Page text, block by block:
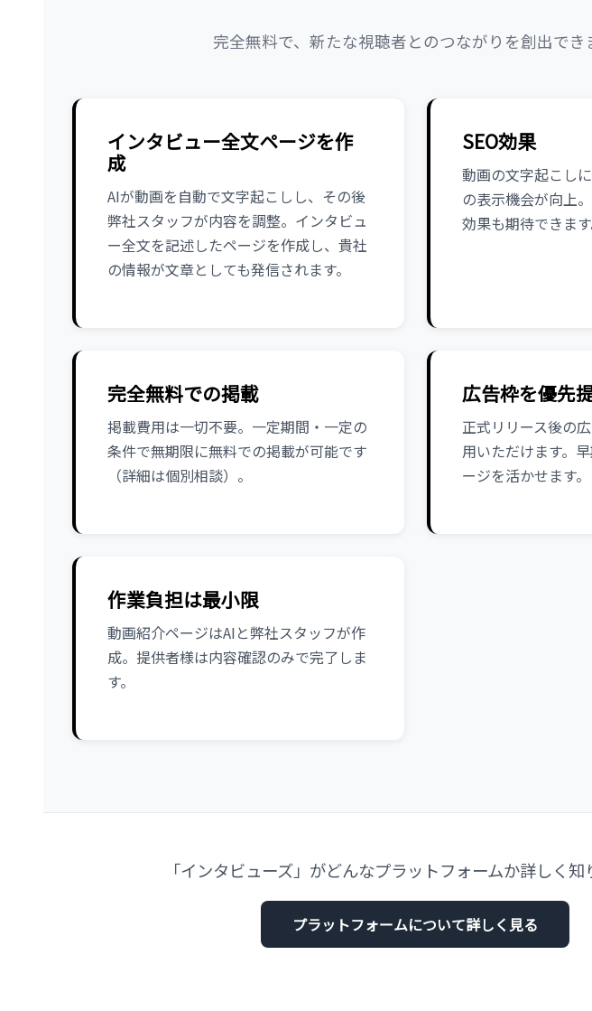
完全無料で、新たな視聴者とのつながりを創出でき
インタビュー全文ページを作
成
AIが動画を自動で文字起こしし、その後
弊社スタッフが内容を調整。インタビュ
ー全文を記述したページを作成し、貴社
の情報が文章としても発信されます。
SEO効果
動画の文字起こし
の表示機会が向上
効果も期待できます
完全無料での掲載
掲載費用は一切不要。一定期間・一定の
条件で無期限に無料での掲載が可能です
（詳細は個別相談）。
広告枠を優先
正式リリース後の
用いただけます。
ージを活かせます。
作業負担は最小限
動画紹介ページはAIと弊社スタッフが作
成。提供者様は内容確認のみで完了しま
す。
「インタビューズ」がどんなプラットフォームか詳しく知
プラットフォームについて詳しく見る